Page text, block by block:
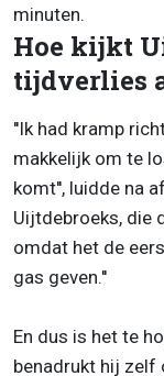
minuten.
Hoe kijkt
tijdverlies
''Ik had kramp
makkelijk om te
komt'', luidde na
Uijtdebroeks, die
omdat het de
gas geven.''
En dus is het te
benadrukt hij zelf